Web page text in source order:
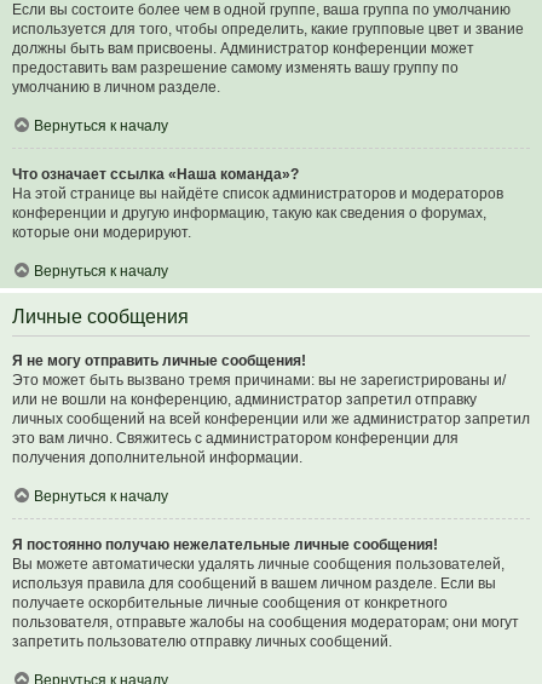
Если вы состоите более чем в одной группе, ваша группа по умолчанию
используется для того, чтобы определить, какие групповые цвет и звание
должны быть вам присвоены. Администратор конференции может
предоставить вам разрешение самому изменять вашу группу по
умолчанию в личном разделе.
Вернуться к началу
Что означает ссылка «Наша команда»?
На этой странице вы найдёте список администраторов и модераторов
конференции и другую информацию, такую как сведения о форумах,
которые они модерируют.
Вернуться к началу
Личные сообщения
Я не могу отправить личные сообщения!
Это может быть вызвано тремя причинами: вы не зарегистрированы и/
или не вошли на конференцию, администратор запретил отправку
личных сообщений на всей конференции или же администратор запретил
это вам лично. Свяжитесь с администратором конференции для
получения дополнительной информации.
Вернуться к началу
Я постоянно получаю нежелательные личные сообщения!
Вы можете автоматически удалять личные сообщения пользователей,
используя правила для сообщений в вашем личном разделе. Если вы
получаете оскорбительные личные сообщения от конкретного
пользователя, отправьте жалобы на сообщения модераторам; они могут
запретить пользователю отправку личных сообщений.
Вернуться к началу